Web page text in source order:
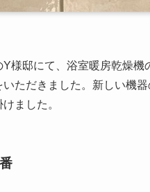
様邸にて、浴室暖房乾燥
ただきました。新しい機
ました。